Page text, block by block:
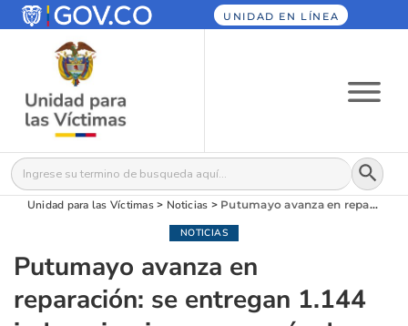
UNIDAD EN LÍNEA
Buscar: Botón
Unidad para las Víctimas> Noticias > Putumayo avanza en reparación: se entregan 1.144 indemnizaciones por más de $8.696 millones en jornada maratónica
NOTICIAS
Putumayo avanza en
reparación: se entregan 1.144